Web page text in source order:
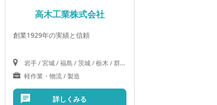
高木工業株式会社
創業1929年の実績と信頼
岩手 / 宮城 / 福島 / 茨城 / 栃木 / 群馬 / 埼玉 / 千葉 / 東京 / 神奈川
軽作業・物流 / 製造
詳しくみる